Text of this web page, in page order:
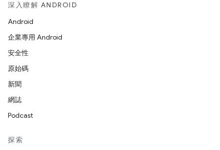
深入瞭解 ANDROID
Android
企業專用 Android
安全性
原始碼
新聞
網誌
Podcast
探索